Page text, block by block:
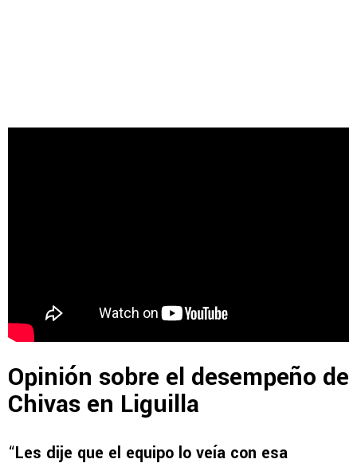
Opinión sobre el desempeño de
Chivas en Liguilla
“Les dije que el equipo lo veía con esa